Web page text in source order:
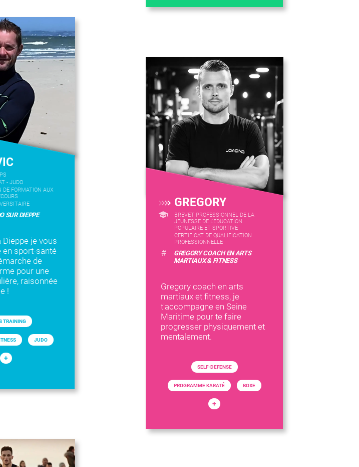
- JUDO
DE FORMATION AUX
SUR DIEPPE
Dieppe je vous
en sport-santé
de
pour une
raisonnée
!
TRAINING
JUDO
+
GREGORY
BREVET PROFESSIONNEL DE LA
JEUNESSE DE L'EDUCATION
POPULAIRE ET SPORTIVE
CERTIFICAT DE QUALIFICATION
PROFESSIONNELLE
#
GREGORY COACH EN ARTS
MARTIAUX & FITNESS
Gregory coach en arts
martiaux et fitness, je
t'accompagne en Seine
Maritime pour te faire
progresser physiquement et
mentalement.
SELF-DEFENSE
PROGRAMME KARATÉ BOXE
+